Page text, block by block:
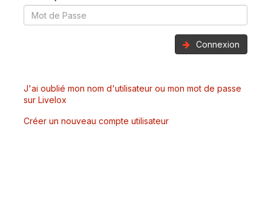
Connexion
J'ai oublié mon nom d'utilisateur ou mon mot de passe
sur Livelox
Créer un nouveau compte utilisateur